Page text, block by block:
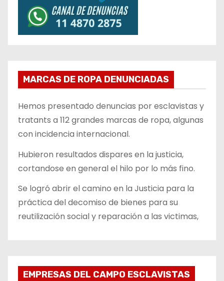
MARCAS DE ROPA DENUNCIADAS
Hemos presentado denuncias por esclavistas y
tratants a 112 grandes marcas de ropa, algunas
con incidencia internacional.
Hubieron resultados dispares en la justicia,
cortandose en general el hilo por lo más fino.
Se logró abrir el camino en la Justicia para la
práctica del decomiso de bienes para su
reutilización social y reparación a las victimas,
EMPRESAS DEL CAMPO ESCLAVISTAS